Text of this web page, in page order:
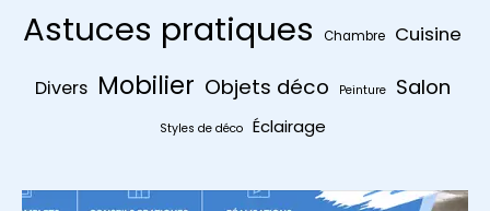
Astuces pratiques Chambre Cuisine
Divers Mobilier Objets déco Peinture Salon
Styles de déco Éclairage